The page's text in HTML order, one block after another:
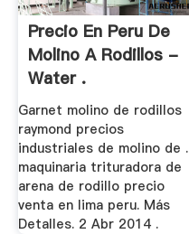
Precio En Peru De
Molino A Rodillos -
Water .
Garnet molino de rodillos
raymond precios
industriales de molino de .
maquinaria trituradora de
arena de rodillo precio
venta en lima peru. Más
Detalles. 2 Abr 2014 .